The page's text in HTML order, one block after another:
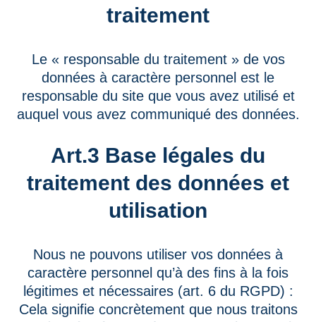
traitement
Le « responsable du traitement » de vos
données à caractère personnel est le
responsable du site que vous avez utilisé et
auquel vous avez communiqué des données.
Art.3 Base légales du
traitement des données et
utilisation
Nous ne pouvons utiliser vos données à
caractère personnel qu’à des fins à la fois
légitimes et nécessaires (art. 6 du RGPD) :
Cela signifie concrètement que nous traitons